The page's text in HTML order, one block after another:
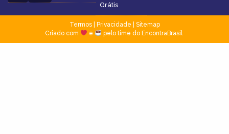
Grátis
Termos| Privacidade
Sitemap
Criado com
e pelo time do EncontraBrasil